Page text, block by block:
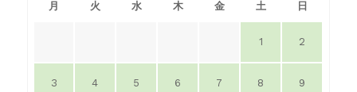
月 火 水 木 金 土 日
1 2
3 4 5 6 7 8 9